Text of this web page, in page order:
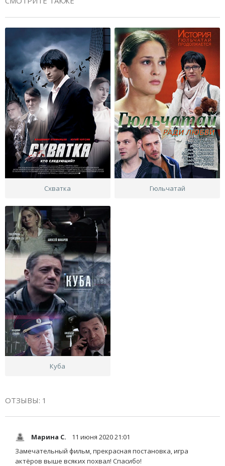
Схватка Гюльчатай
Куба
ОТЗЫВЫ: 1
Марина С.
11 июня 2020 21:01
Замечательный фильм, прекрасная постановка, игра
актёров выше всяких похвал! Спасибо!